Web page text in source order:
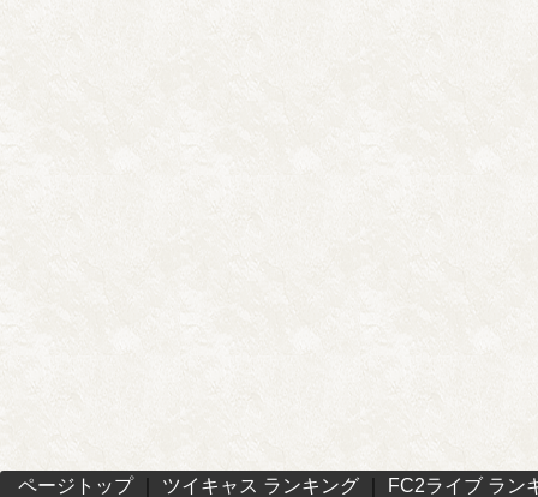
ページトップ｜ ツイキャス ランキング FC2ライブ ラン